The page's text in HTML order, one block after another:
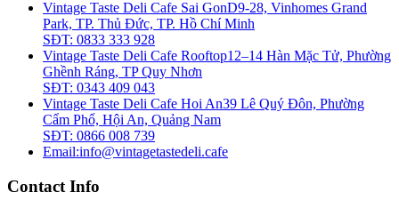
Vintage Taste Deli Cafe Sai GonD9-28, Vinhomes Grand
Park, TP. Thủ Đức, TP. Hồ Chí Minh
SĐT: 0833 333 928
Vintage Taste Deli Cafe Rooftop12–14 Hàn Mặc Tử, Phường
Ghềnh Ráng, TP Quy Nhơn
SĐT: 0343 409 043
Vintage Taste Deli Cafe Hoi An39 Lê Quý Đôn, Phường
Cẩm Phổ, Hội An, Quảng Nam
SĐT: 0866 008 739
Email:info@vintagetastedeli.cafe
Contact Info